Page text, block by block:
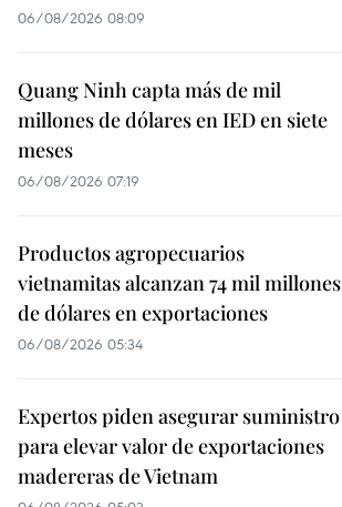
06/08/2026 08:09
Quang Ninh capta más de mil
millones de dólares en IED en siete
meses
06/08/2026 07:19
Productos agropecuarios
vietnamitas alcanzan 74 mil millones
de dólares en exportaciones
06/08/2026 05:34
Expertos piden asegurar suministro
para elevar valor de exportaciones
madereras de Vietnam